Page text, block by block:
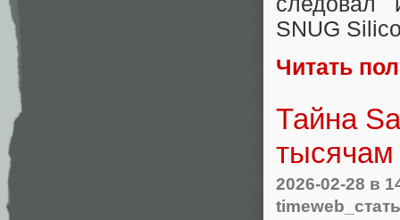
SNUG
Читать
Тайна
2026-02-28 в